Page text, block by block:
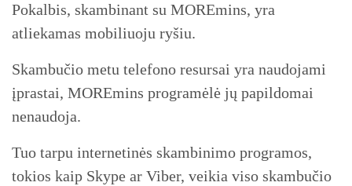
Pokalbis, skambinant su MOREmins, yra
atliekamas mobiliuoju ryšiu.
Skambučio metu telefono resursai yra naudojami
įprastai, MOREmins programėlė jų papildomai
nenaudoja.
Tuo tarpu internetinės skambinimo programos,
tokios kaip Skype ar Viber, veikia viso skambučio